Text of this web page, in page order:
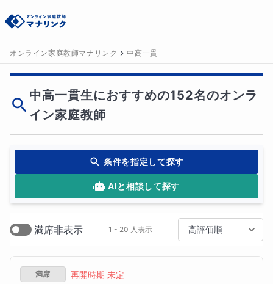
オンライン家庭教師マナリンク 中高一貫
中高一貫生におすすめの152名のオンラ
イン家庭教師
条件を指定して探す
AIと相談して探す
満席非表示 1 - 20 人表示 高評価順
満席 再開時期 未定